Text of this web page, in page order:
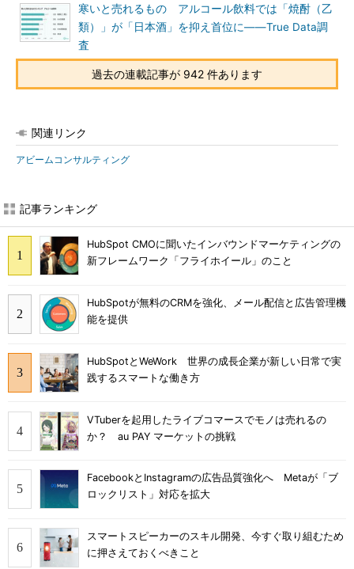
寒いと売れるもの アルコール飲料では「焼酎（乙
類）」が「日本酒」を抑え首位に――True Data調
査
過去の連載記事が 942 件あります
関連リンク
アビームコンサルティング
記事ランキング
HubSpot CMOに聞いたインバウンドマーケティングの
新フレームワーク「フライホイール」のこと
HubSpotが無料のCRMを強化、メール配信と広告管理機
能を提供
HubSpotとWeWork 世界の成長企業が新しい日常で実
践するスマートな働き方
VTuberを起用したライブコマースでモノは売れるの
か？ au PAY マーケットの挑戦
FacebookとInstagramの広告品質強化へ Metaが「ブ
ロックリスト」対応を拡大
スマートスピーカーのスキル開発、今すぐ取り組むため
に押さえておくべきこと